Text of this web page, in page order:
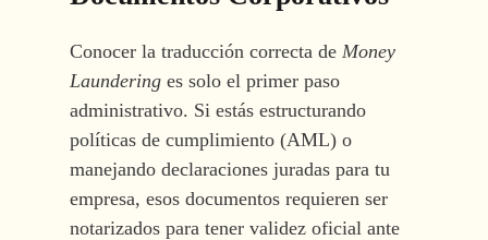
Conocer la traducción correcta de Money
Launderinges solo el primer paso
administrativo. Si estás estructurando
políticas de cumplimiento (AML) o
manejando declaraciones juradas para tu
empresa, esos documentos requieren ser
notarizados para tener validez oficial ante